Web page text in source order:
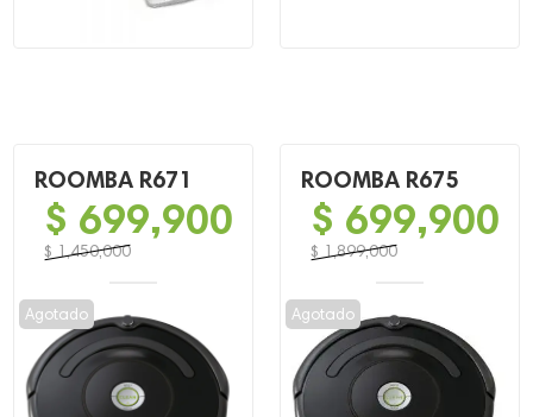
ROOMBA R671
$ 1,450,000
precio
original
era:
$ 1,450,000.
$ 699,900
precio
actual
es:
$ 699,900.
Agotado
ROOMBA R675
$ 1,899,000
precio
original
era:
$ 1,899,000.
$ 699,900
precio
actual
es:
$ 699,900.
Agotado